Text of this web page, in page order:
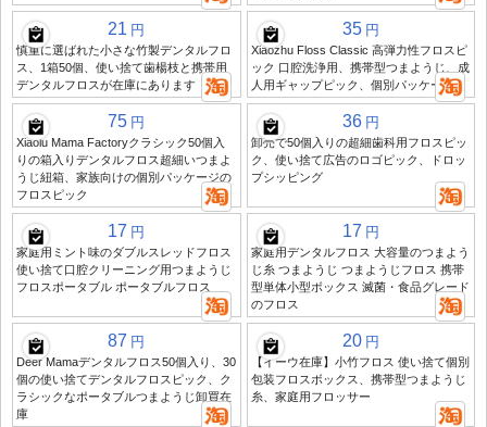
21 円
慎重に選ばれた小さな竹製デンタルフロ
ス、1箱50個、使い捨て歯楊枝と携帯用
デンタルフロスが在庫にあります
35 円
Xiaozhu Floss Classic 高弾力性フロスピ
ック 口腔洗浄用、携帯型つまようじ、成
人用ギャップピック、個別パッケージ
75 円
Xiaolu Mama Factoryクラシック50個入
りの箱入りデンタルフロス超細いつまよ
うじ紐箱、家族向けの個別パッケージの
フロスピック
36 円
卸売で50個入りの超細歯科用フロスピッ
ク、使い捨て広告のロゴピック、ドロッ
プシッピング
17 円
家庭用ミント味のダブルスレッドフロス
使い捨て口腔クリーニング用つまようじ
フロスポータブル ポータブルフロス
17 円
家庭用デンタルフロス 大容量のつまよう
じ糸 つまようじ つまようじフロス 携帯
型単体小型ボックス 滅菌・食品グレード
のフロス
87 円
Deer Mamaデンタルフロス50個入り、30
個の使い捨てデンタルフロスピック、ク
ラシックなポータブルつまようじ卸買在
庫
20 円
【イーウ在庫】小竹フロス 使い捨て個別
包装フロスボックス、携帯型つまようじ
糸、家庭用フロッサー